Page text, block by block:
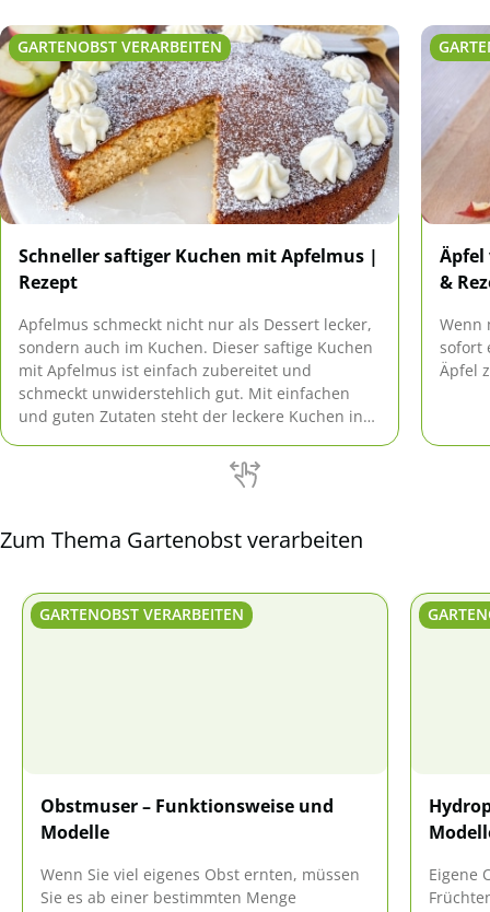
GARTENOBST VERARBEITEN
Schneller saftiger Kuchen mit Apfelmus |
Rezept
Apfelmus schmeckt nicht nur als Dessert lecker,
sondern auch im Kuchen. Dieser saftige Kuchen
mit Apfelmus ist einfach zubereitet und
schmeckt unwiderstehlich gut. Mit einfachen
und guten Zutaten steht der leckere Kuchen in
Äpfel
&
Wenn
sofort
Äpfel
Zum Thema Gartenobst verarbeiten
GARTENOBST VERARBEITEN
Obstmuser – Funktionsweise und
Modelle
Wenn Sie viel eigenes Obst ernten, müssen
Sie es ab einer bestimmten Menge
Eigene